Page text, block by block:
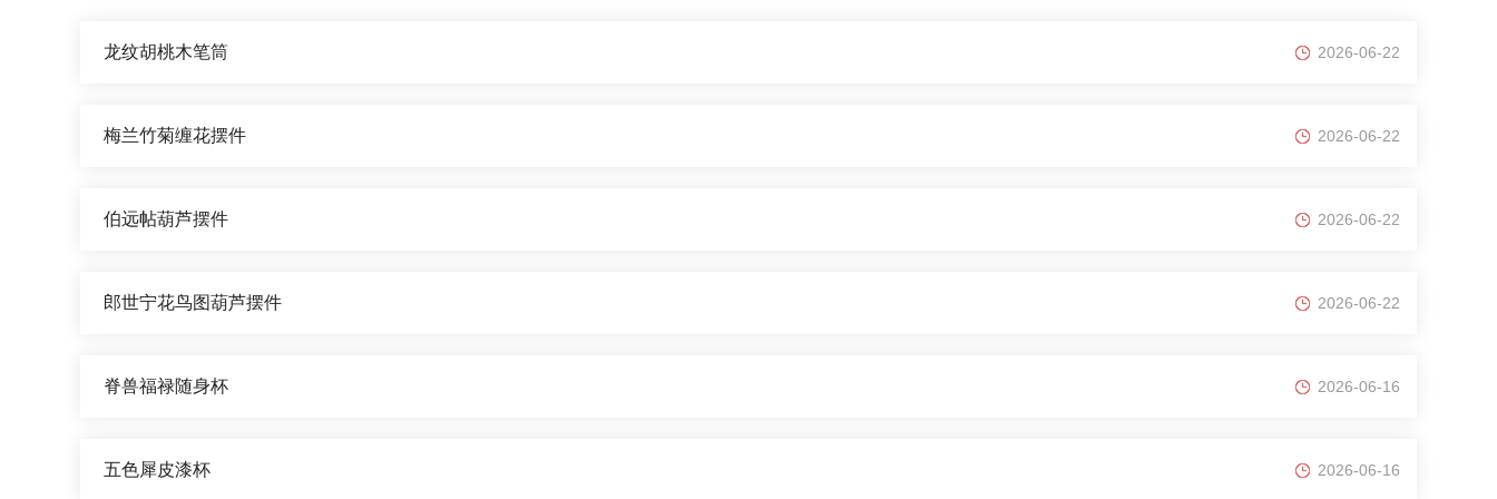
2026-06-22
龙纹胡桃木笔筒
2026-06-22
梅兰竹菊缠花摆件
2026-06-22
伯远帖葫芦摆件
2026-06-22
郎世宁花鸟图葫芦摆件
2026-06-16
脊兽福禄随身杯
2026-06-16
五色犀皮漆杯